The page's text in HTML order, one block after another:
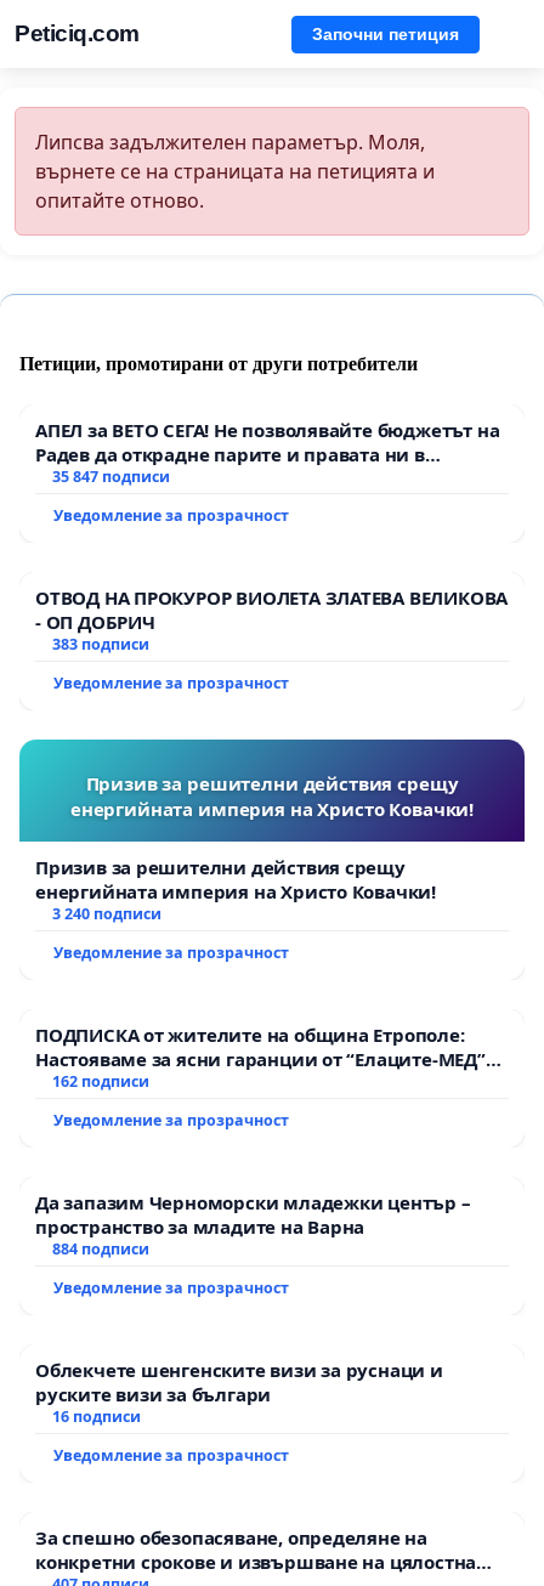
Peticiq.com Започни петиция
Липсва задължителен параметър. Моля,
върнете се на страницата на петицията и
опитайте отново.
Петиции, промотирани от други потребители
АПЕЛ за ВЕТО СЕГА! Не позволявайте бюджетът на
Радев да открадне парите и правата ни в
тъмното
35 847 подписи
Уведомление за прозрачност
ОТВОД НА ПРОКУРОР ВИОЛЕТА ЗЛАТЕВА ВЕЛИКОВА
- ОП ДОБРИЧ
383 подписи
Уведомление за прозрачност
Призив за решителни действия срещу
енергийната империя на Христо Ковачки!
Призив за решителни действия срещу
енергийната империя на Христо Ковачки!
3 240 подписи
Уведомление за прозрачност
ПОДПИСКА от жителите на община Етрополе:
Настояваме за ясни гаранции от “Елаците-МЕД”
АД и от държавата, че ще се изпълнят всички
162 подписи
Уведомление за прозрачност
Да запазим Черноморски младежки център –
пространство за младите на Варна
884 подписи
Уведомление за прозрачност
Облекчете шенгенските визи за руснаци и
руските визи за българи
16 подписи
Уведомление за прозрачност
За спешно обезопасяване, определяне на
конкретни срокове и извършване на цялостна